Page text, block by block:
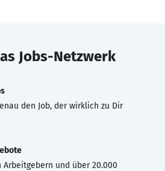
Jobs-Netzwerk
den Job, der wirklich zu Dir
Arbeitgebern und über 20.000